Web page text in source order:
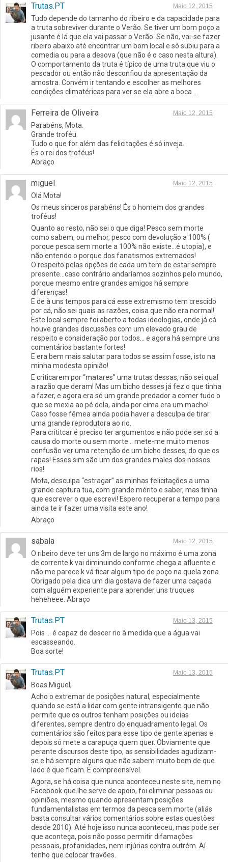
Trutas.PT Maio 12, 2015
Tudo depende do tamanho do ribeiro e da capacidade para
a truta sobreviver durante o Verão. Se tiver um bom poço a
jusante é lá que ela vai passar o Verão. Se não, vai-se fazer
ribeiro abaixo até encontrar um bom local e só subiu para a
comedia ou para a desova (que não é o caso nesta altura).
O comportamento da truta é típico de uma truta que viu o
pescador ou então não desconfiou da apresentação da
amostra. Convém ir tentando e escolher as melhores
condições climatéricas para ver se ela abre a boca …
Ferreira de Oliveira Maio 12, 2015
Parabéns, Mota.
Grande troféu.
Tudo o que for além das felicitações é só inveja.
És o rei dos troféus!
Abraço
miguel Maio 12, 2015
Olá Mota!
Os meus sinceros parabéns! És o homem dos grandes
troféus!
Quanto ao resto, não sei o que diga! Pesco sem morte
como sabem, ou melhor, pesco com devolução a 100% (
porque pesca sem morte a 100% não existe…é utopia), e
não entendo o porque dos fanatismos extremados!
O respeito pelas opções de cada um tem de estar sempre
presente…caso contrário andaríamos sozinhos pelo mundo,
porque mesmo entre grandes amigos há sempre
diferenças!
E de à uns tempos para cá esse extremismo tem crescido
por cá, não sei quais as razões, coisa que não era normal!
Este local sempre foi aberto a todas ideologias, onde já cá
houve grandes discussões com um elevado grau de
respeito e consideração por todos… e agora há sempre uns
comentários bastante fortes!
E era bem mais salutar para todos se assim fosse, isto na
minha modesta opinião!
E criticarem por “matares” uma trutas dessas, não sei qual
a razão que deram! Mas um bicho desses já fez o que tinha
a fazer, e agora era só um grande predador a comer tudo o
que se mexia ao pé dela, ainda por cima era um macho!
Caso fosse fêmea ainda podia haver a desculpa de tirar
uma grande reprodutora ao rio.
Para crititcar é preciso ter argumentos e não pode ser só a
causa do morte ou sem morte… mete-me muito menos
confusão ver uma retenção de um bicho desses, do que os
rapas! Esses sim são um dos grandes males dos nossos
rios!
Mota, desculpa “estragar” as minhas felicitações a uma
grande captura tua, com grande mérito e saber, mas tinha
que escrever o que escrevi! Espero recuperar a tempo para
ainda te ir fazer uma visita este ano!
Abraço
sabala Maio 12, 2015
O ribeiro deve ter uns 3m de largo no máximo é uma zona
de corrente k vai diminuindo conforme chega a afluente e
não me parece k vá ficar algum tipo de poço na quela zona.
Obrigado pela dica um dia gostava de fazer uma caçada
com alguém experiente para aprender uns truques
heheheee. Abraço
Trutas.PT Maio 13, 2015
Pois … é capaz de descer rio à medida que a água vai
escasseando.
Boa sorte!
Trutas.PT Maio 13, 2015
Boas Miguel,
Acho o extremar de posições natural, especialmente
quando se está a lidar com gente intransigente que não
permite que os outros tenham posições ou ideias
diferentes, sempre dentro do enquadramento legal. Os
comentários são feitos para esse tipo de gente apenas e
depois só mete a carapuça quem quer. Obviamente que
perante discursos deste tipo, as sensibilidades agudizam-
se e há sempre alguns que não sabem muito bem de que
lado é que ficam. É compreensível.
Agora, se há coisa que nunca aconteceu neste site, nem no
Facebook que lhe serve de apoio, foi eliminar pessoas ou
opiniões, mesmo quando apresentam posições
fundamentalistas em termos da pesca sem morte (aliás
basta consultar vários comentários sobre estas questões
desde 2010). Até hoje isso nunca aconteceu, mas pode ser
que aconteça, pois não posso permitir difamações
pessoais, profanidades, nem injúrias contra outrém. Aí
tenho que colocar travões.